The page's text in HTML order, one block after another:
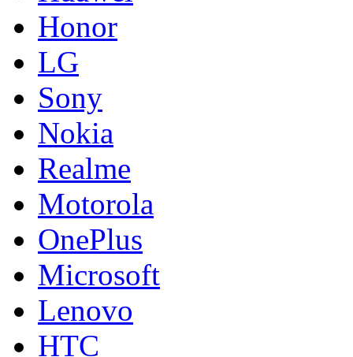
Honor
LG
Sony
Nokia
Realme
Motorola
OnePlus
Microsoft
Lenovo
HTC